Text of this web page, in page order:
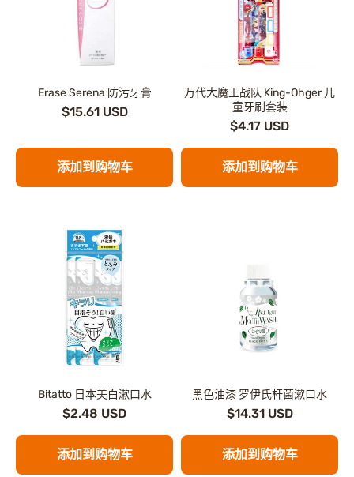
Erase Serena 防污牙膏
$15.61 USD
添加到购物车
万代大魔王战队 King-Ohger 儿
童牙刷套装
$4.17 USD
添加到购物车
Bitatto 日本美白漱口水
$2.48 USD
添加到购物车
黑色油漆 罗伊氏杆菌漱口水
$14.31 USD
添加到购物车